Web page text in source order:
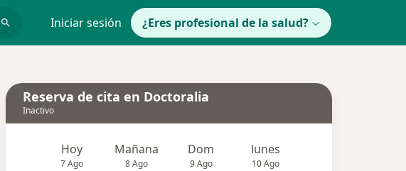
Iniciar sesión ¿Eres profesional de la salud?
Reserva de cita en Doctoralia
Inactivo
Hoy
7 Ago
Mañana
8 Ago
Dom
9 Ago
lunes
10 Ago